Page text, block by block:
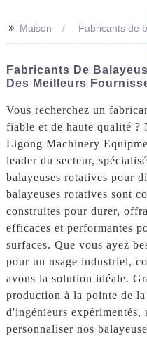
>> Maison Fabricants de
Fabricants De
Des Meilleurs
Vous recherchez un
fiable et de haute qualité ?
Ligong Machinery
leader du secteur,
balayeuses rotatives pour
balayeuses rotatives sont
construites pour durer,
efficaces et performantes
surfaces. Que vous ayez
pour un usage industriel,
avons la solution idéale.
production à la pointe de
d'ingénieurs expérimentés,
personnaliser nos